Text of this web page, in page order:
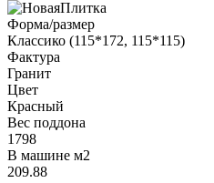
Форма/размер
Классико (115*172, 115*115)
Фактура
Гранит
Цвет
Красный
Вес поддона
1798
В машине м2
209.88